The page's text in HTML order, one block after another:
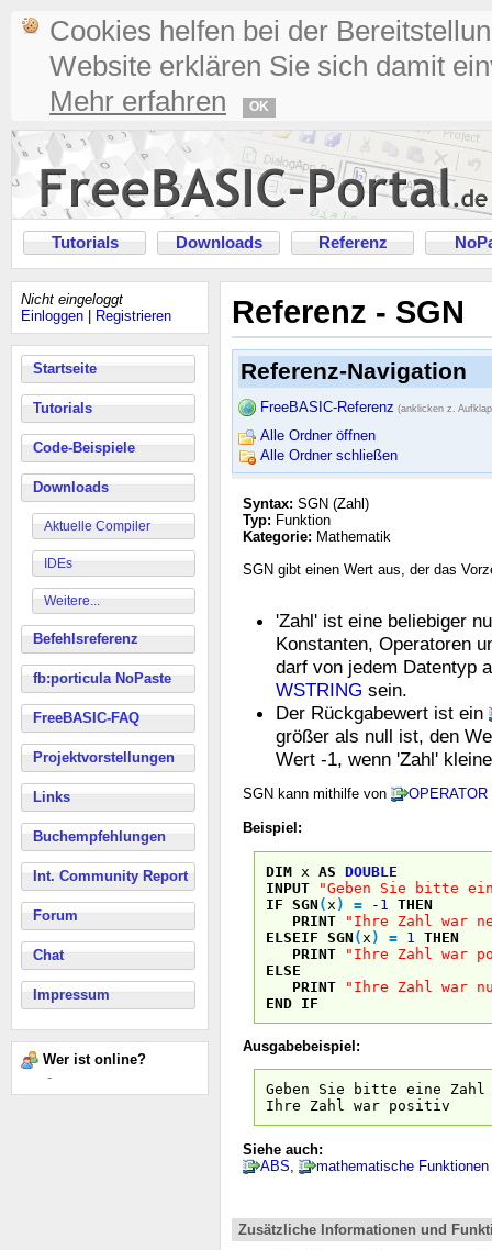
Cookies helfen bei der
Website erklären Sie sich damit
Mehr erfahren
OK
Tutorials Downloads Referenz
Nicht eingeloggt
Einloggen
Registrieren
Startseite
Tutorials
Code-Beispiele
Downloads
Aktuelle Compiler
IDEs
Weitere...
Befehlsreferenz
fb:porticula NoPaste
FreeBASIC-FAQ
Projektvorstellungen
Links
Buchempfehlungen
Int. Community Report
Forum
Chat
Impressum
Wer ist online?
-
Referenz - SGN
Referenz-Navigation
FreeBASIC-Referenz (anklicken z.
Alle Ordner öffnen
Alle Ordner schließen
Syntax: SGN (Zahl)
Typ: Funktion
Kategorie: Mathematik
SGN gibt einen Wert aus, der das
'Zahl' ist eine beliebiger
Konstanten, Operatoren
darf von jedem Datentyp
WSTRING sein.
Der Rückgabewert ist ein
größer als null ist, den
Wert -1, wenn 'Zahl'
SGN kann mithilfe von OPERATOR
Beispiel:
DIM x AS DOUBLE
INPUT
"Geben Sie bitte
IF SGN ( x ) = - 1
THEN
PRINT
"Ihre Zahl war
ELSEIF SGN ( x ) = 1
THEN
PRINT
"Ihre Zahl war
ELSE
PRINT
"Ihre Zahl war
END IF
Ausgabebeispiel:
Geben Sie bitte eine
Ihre Zahl war positiv
Siehe auch:
ABS
mathematische Funktionen
Zusätzliche Informationen und